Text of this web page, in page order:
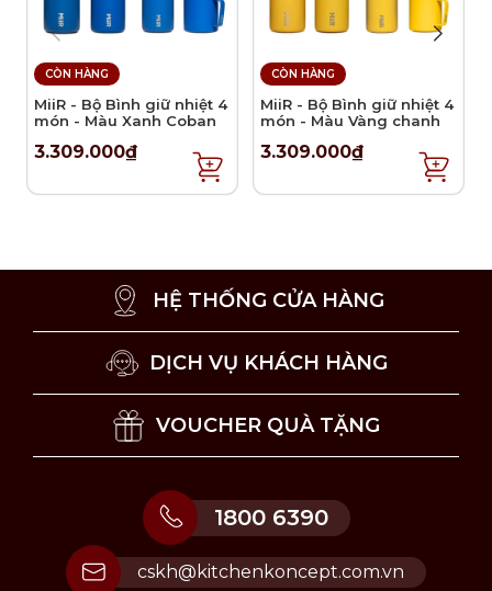
CÒN HÀNG
MiiR - Bộ Bình giữ nhiệt 4
món - Màu Xanh Coban
3.309.000₫
CÒN HÀNG
MiiR - Bộ Bình giữ nhiệt 4
món - Màu Vàng chanh
3.309.000₫
HỆ THỐNG CỬA HÀNG
DỊCH VỤ KHÁCH HÀNG
VOUCHER QUÀ TẶNG
1800 6390
cskh@kitchenkoncept.com.vn